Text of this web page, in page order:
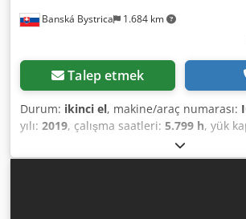
Banská Bystrica 1.684 km
Talep etmek
Durum: ikinci el, makine/araç numarası:
yılı: 2019, çalışma saatleri: 5.799 h, yük
3.300 mm
direk tipi:dupleks, inşaat yüksekliği:
, 5153730 Crsdpfsy Rwb Tsx